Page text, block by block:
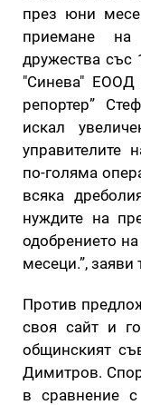
през юни
приемане
дружества със
"Синева"
репортер”
искал
управителите
по-голяма
всяка
нуждите на
одобрението
месеци.”, заяви
Против
своя сайт и
общинският
Димитров.
в сравнение